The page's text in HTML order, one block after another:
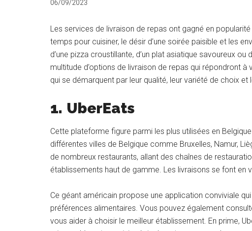
06/09/2023
Les services de livraison de repas ont gagné en
temps pour cuisiner, le désir d’une soirée paisible et les
d’une pizza croustillante, d’un plat asiatique savoureux ou
multitude d’options de livraison de repas qui répondront à
qui se démarquent par leur qualité, leur variété de choix et
1. UberEats
Cette plateforme figure parmi les plus utilisées en
différentes villes de Belgique comme Bruxelles, Namur,
de nombreux restaurants, allant des chaînes de
établissements haut de gamme. Les livraisons se font en
Ce géant américain propose une application conviviale
préférences alimentaires. Vous pouvez également
vous aider à choisir le meilleur établissement. En prime,